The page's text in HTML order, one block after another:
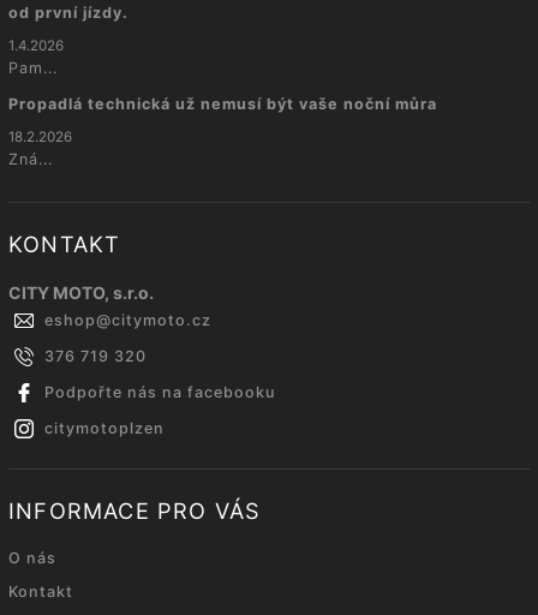
od první jízdy.
1.4.2026
Pam...
Propadlá technická už nemusí být vaše noční můra
18.2.2026
Zná...
KONTAKT
CITY MOTO, s.r.o.
eshop@citymoto.cz
376 719 320
Podpořte nás na facebooku
citymotoplzen
INFORMACE PRO VÁS
O nás
Kontakt